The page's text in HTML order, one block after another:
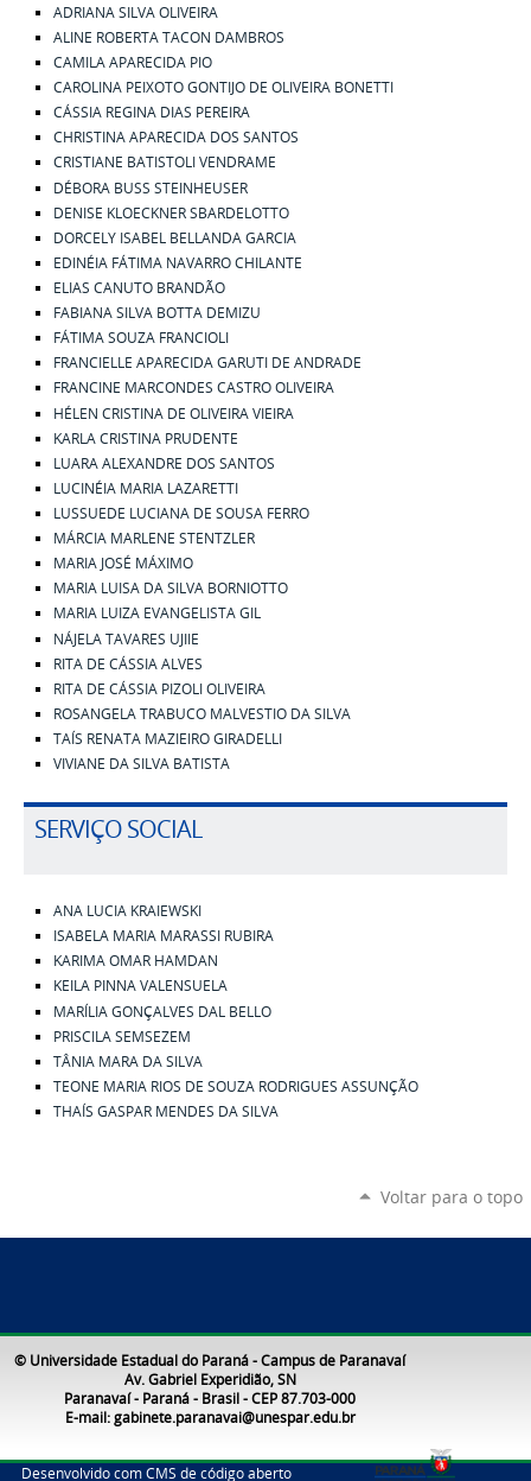
ADRIANA SILVA OLIVEIRA
ALINE ROBERTA TACON DAMBROS
CAMILA APARECIDA PIO
CAROLINA PEIXOTO GONTIJO DE OLIVEIRA BONETTI
CÁSSIA REGINA DIAS PEREIRA
CHRISTINA APARECIDA DOS SANTOS
CRISTIANE BATISTOLI VENDRAME
DÉBORA BUSS STEINHEUSER
DENISE KLOECKNER SBARDELOTTO
DORCELY ISABEL BELLANDA GARCIA
EDINÉIA FÁTIMA NAVARRO CHILANTE
ELIAS CANUTO BRANDÃO
FABIANA SILVA BOTTA DEMIZU
FÁTIMA SOUZA FRANCIOLI
FRANCIELLE APARECIDA GARUTI DE ANDRADE
FRANCINE MARCONDES CASTRO OLIVEIRA
HÉLEN CRISTINA DE OLIVEIRA VIEIRA
KARLA CRISTINA PRUDENTE
LUARA ALEXANDRE DOS SANTOS
LUCINÉIA MARIA LAZARETTI
LUSSUEDE LUCIANA DE SOUSA FERRO
MÁRCIA MARLENE STENTZLER
MARIA JOSÉ MÁXIMO
MARIA LUISA DA SILVA BORNIOTTO
MARIA LUIZA EVANGELISTA GIL
NÁJELA TAVARES UJIIE
RITA DE CÁSSIA ALVES
RITA DE CÁSSIA PIZOLI OLIVEIRA
ROSANGELA TRABUCO MALVESTIO DA SILVA
TAÍS RENATA MAZIEIRO GIRADELLI
VIVIANE DA SILVA BATISTA
SERVIÇO SOCIAL
ANA LUCIA KRAIEWSKI
ISABELA MARIA MARASSI RUBIRA
KARIMA OMAR HAMDAN
KEILA PINNA VALENSUELA
MARÍLIA GONÇALVES DAL BELLO
PRISCILA SEMSEZEM
TÂNIA MARA DA SILVA
TEONE MARIA RIOS DE SOUZA RODRIGUES ASSUNÇÃO
THAÍS GASPAR MENDES DA SILVA
Voltar para o topo
© Universidade Estadual do Paraná - Campus de Paranavaí
Av. Gabriel Experidião, SN
Paranavaí - Paraná - Brasil - CEP 87.703-000
E-mail: gabinete.paranavai@unespar.edu.br
Desenvolvido com CMS de código aberto